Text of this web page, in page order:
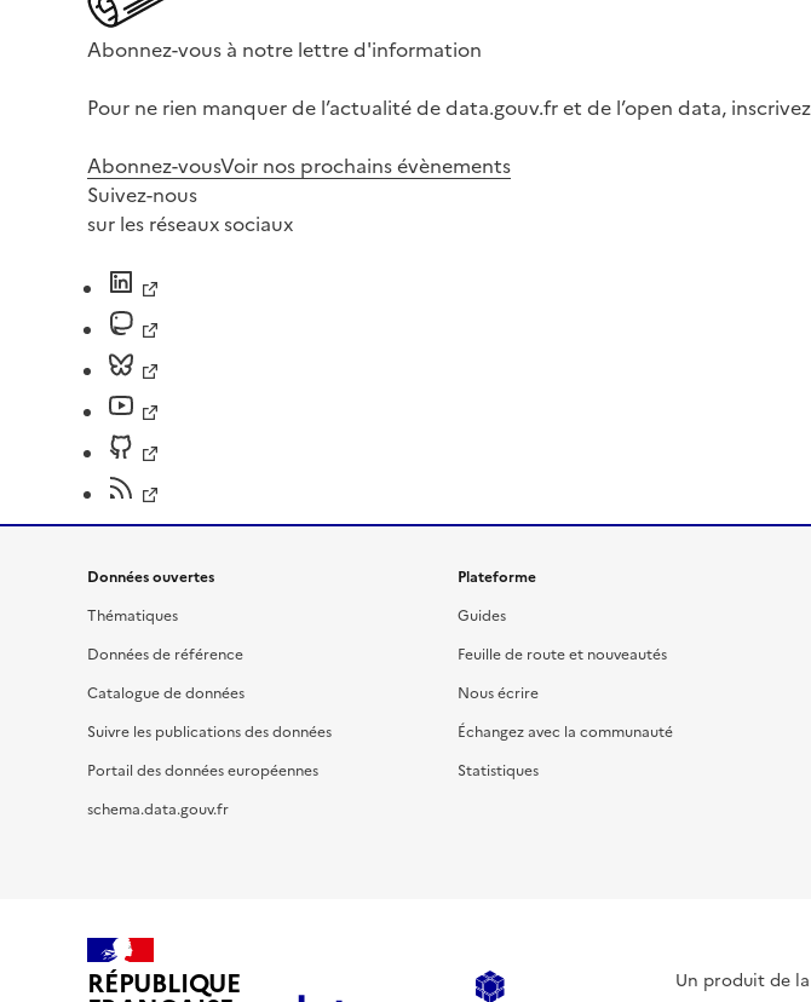
Abonnez-vous à notre lettre d'information
Pour ne rien manquer de l’actualité de data.gouv.fr et de l’open data,
Abonnez-vousVoir nos prochains évènements
Suivez-nous
sur les réseaux sociaux
Données ouvertes
Thématiques
Données de référence
Catalogue de données
Suivre les publications des données
Portail des données européennes
schema.data.gouv.fr
Plateforme
Guides
Feuille de route et nouveautés
Nous écrire
Échangez avec la communauté
Statistiques
RÉPUBLIQUE Un produit de